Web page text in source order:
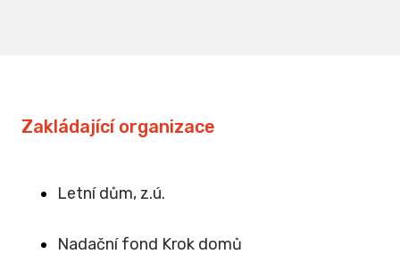
Zakládající organizace
Letní dům, z.ú.
Nadační fond Krok domů